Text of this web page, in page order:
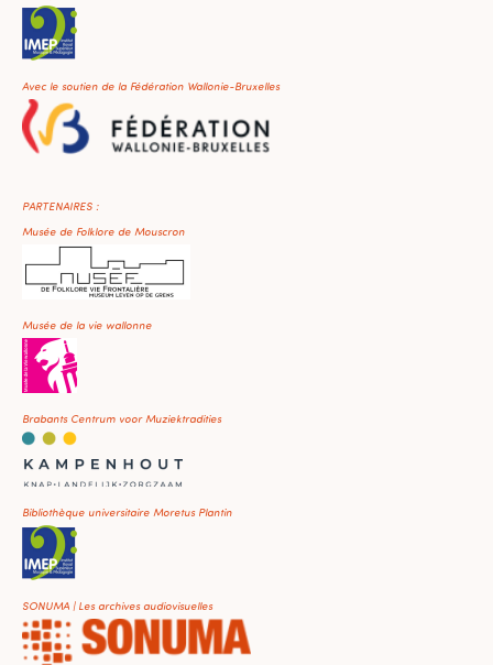
Avec le soutien de la Fédération Wallonie-Bruxelles
PARTENAIRES :
Musée de Folklore de Mouscron
Musée de la vie wallonne
Brabants Centrum voor Muziektradities
Bibliothèque universitaire Moretus Plantin
SONUMA | Les archives audiovisuelles